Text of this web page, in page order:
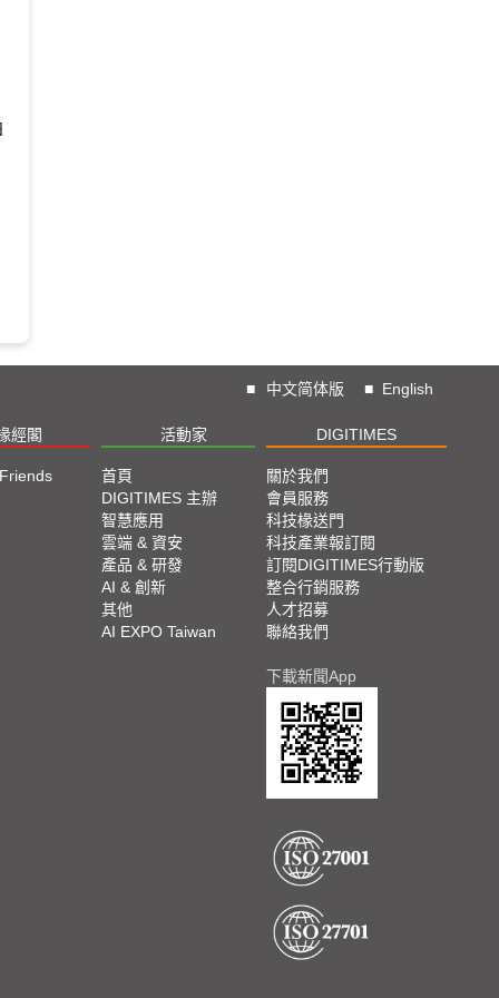
■ 中文简体版 ■ English
經閣 活動家 DIGITIMES
首頁
DIGITIMES 主辦
智慧應用
雲端 & 資安
產品 & 研發
AI & 創新
其他
AI EXPO Taiwan
關於我們
會員服務
科技椽送門
科技產業報訂閱
訂閱DIGITIMES行動版
整合行銷服務
人才招募
聯絡我們
下載新聞App